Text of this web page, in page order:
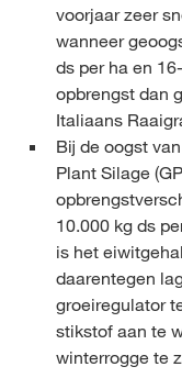
voorjaar zeer
wanneer
ds per ha en
opbrengst dan
Italiaans
Bij de oogst
Plant Silage
10.000 kg ds
is het
daarentegen
groeiregulator
stikstof aan te
winterrogge te